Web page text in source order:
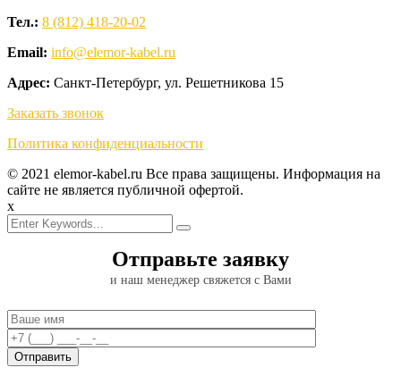
Тел.: 8 (812) 418-20-02
Email: info@elemor-kabel.ru
Адрес: Санкт-Петербург, ул. Решетникова 15
Заказать звонок
Политика конфиденциальности
© 2021 elemor-kabel.ru Все права защищены. Информация на
сайте не является публичной офертой.
x
Отправьте заявку
и наш менеджер свяжется с Вами